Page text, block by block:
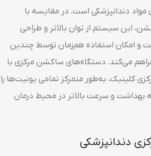
مواد دندانپزشکی است. در مقایسه با
این سیستم از توان بالاتر و طراحی
و امکان استفاده هم‌زمان توسط چندین
فراهم می‌کند. دستگاه‌های ساکشن مرکزی با
کلینیک، به‌طور متمرکز تمامی یونیت‌ها را
بهداشت و سرعت بالاتر در محیط درمان
دندانپزشکی